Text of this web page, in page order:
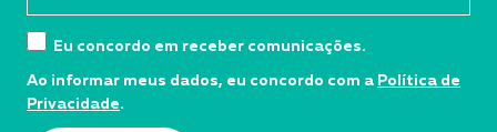
Eu concordo em receber comunicações.
Ao informar meus dados, eu concordo com a Política de
Privacidade.